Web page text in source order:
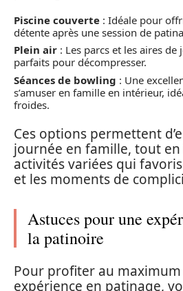
Piscine couverte : Idéale pour
détente après une session de
Plein air : Les parcs et les aires
parfaits pour décompresser.
Séances de bowling : Une
s’amuser en famille en intérieur,
froides.
Ces options permettent
journée en famille, tout
activités variées qui
et les moments de
Astuces pour une
la patinoire
Pour profiter au
expérience en patinage,